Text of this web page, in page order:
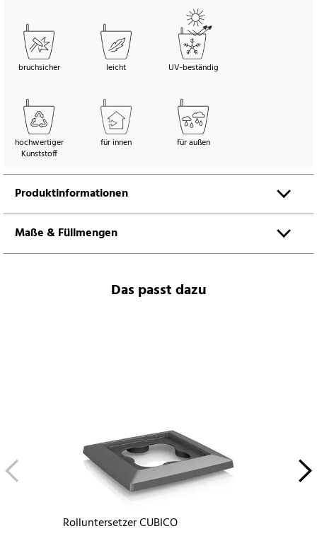
bruchsicher leicht UV-beständig
hochwertiger
Kunststoff
für innen für außen
Produktinformationen
Maße & Füllmengen
Das passt dazu
Rolluntersetzer CUBICO